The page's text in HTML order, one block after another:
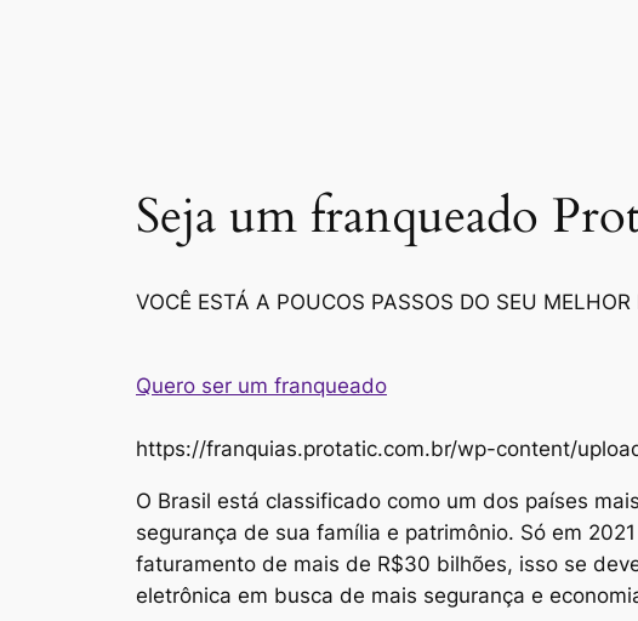
Seja um franqueado
VOCÊ ESTÁ A POUCOS PASSOS DO SEU
Quero ser um franqueado
https://franquias.protatic.com.br/wp-content/
O Brasil está classificado como um dos países
segurança de sua família e patrimônio. Só em
faturamento de mais de R$30 bilhões, isso se
eletrônica em busca de mais segurança e